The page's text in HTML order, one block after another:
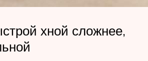
хной сложнее,